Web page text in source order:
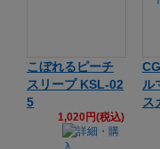
こぼれるピーチ
スリープ KSL-02
5
1,020円(税込)
ル
ス